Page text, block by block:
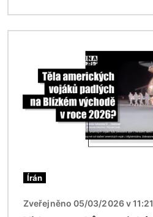
Írán
Zveřejněno 05/03/2026 v 11:21